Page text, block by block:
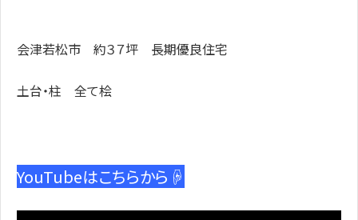
会津若松市 約３７坪 長期優良住宅
土台・柱 全て桧
YouTubeはこちらから☟